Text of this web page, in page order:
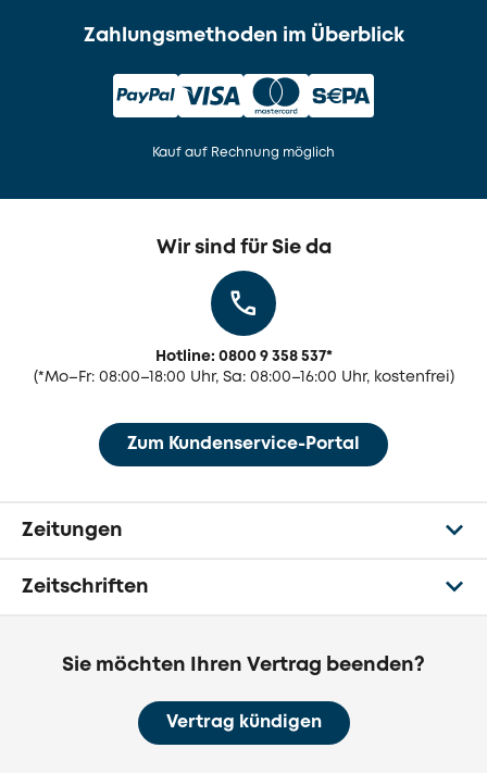
Zahlungsmethoden im Überblick
Kauf auf Rechnung möglich
Wir sind für Sie da
Hotline: 0800 9 358 537*
(*Mo–Fr: 08:00–18:00 Uhr, Sa: 08:00–16:00 Uhr, kostenfrei)
Zum Kundenservice-Portal
Zeitungen
Zeitschriften
Sie möchten Ihren Vertrag beenden?
Vertrag kündigen